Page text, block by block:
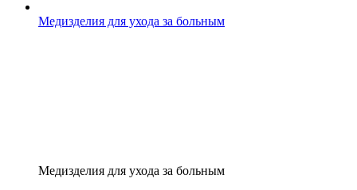
Медизделия для ухода за больным
Медизделия для ухода за больным